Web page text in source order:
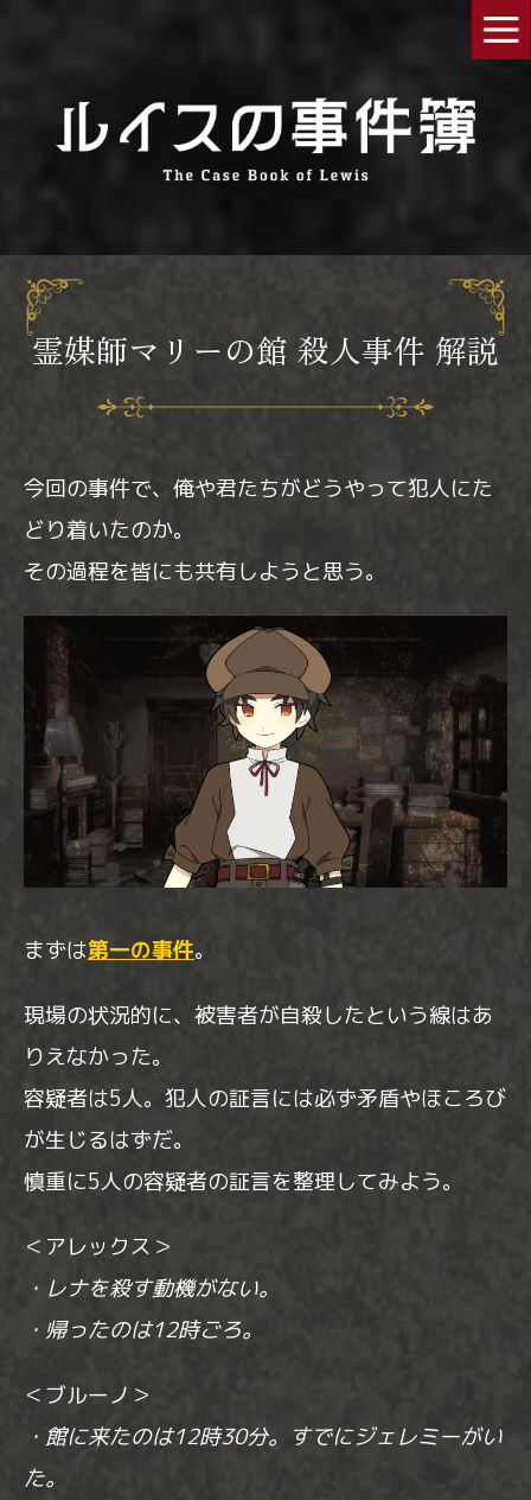
霊媒師マリーの館 殺人事件 解説
今回の事件で、俺や君たちがどうやって犯人にた
どり着いたのか。
その過程を皆にも共有しようと思う。
まずは第一の事件。
現場の状況的に、被害者が自殺したという線はあ
りえなかった。
容疑者は5人。犯人の証言には必ず矛盾やほころび
が生じるはずだ。
慎重に5人の容疑者の証言を整理してみよう。
＜アレックス＞
・レナを殺す動機がない。
・帰ったのは12時ごろ。
＜ブルーノ＞
・館に来たのは12時30分。すでにジェレミーがい
た。